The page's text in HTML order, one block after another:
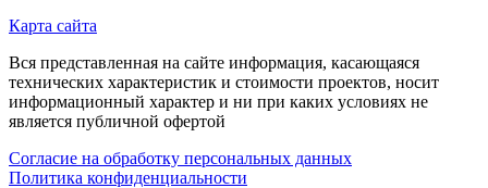
Карта сайта
Вся представленная на сайте информация, касающаяся
технических характеристик и стоимости проектов, носит
информационный характер и ни при каких условиях не
является публичной офертой
Согласие на обработку персональных данных
Политика конфиденциальности